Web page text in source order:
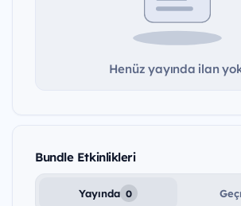
Henüz yayında ilan
Bundle Etkinlikleri
Yayında 0